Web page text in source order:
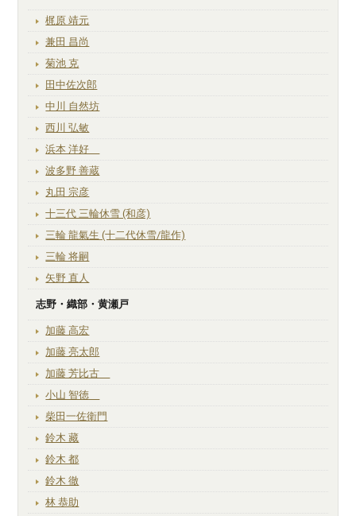
梶原 靖元
兼田 昌尚
菊池 克
田中佐次郎
中川 自然坊
西川 弘敏
浜本 洋好
波多野 善蔵
丸田 宗彦
十三代 三輪休雪 (和彦)
三輪 龍氣生 (十二代休雪/龍作)
三輪 将嗣
矢野 直人
志野・織部・黄瀬戸
加藤 高宏
加藤 亮太郎
加藤 芳比古
小山 智徳
柴田一佐衛門
鈴木 藏
鈴木 都
鈴木 徹
林 恭助